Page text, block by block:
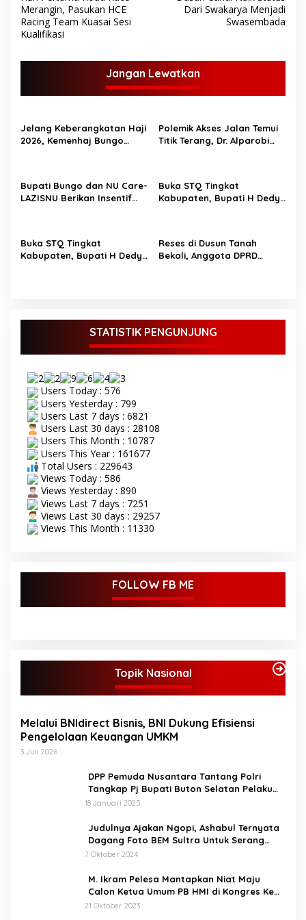
a
v
g
s
i
p
s
Merangin, Pasukan HCE
Racing Team Kuasai Sesi
Kualifikasi
Dari Swakarya Menjadi
Swasembada
Jangan Lewatkan
Jelang Keberangkatan Haji
2026, Kemenhaj Bungo
Polemik Akses Jalan Temui
Titik Terang, Dr. Alparobi
Bupati Bungo dan NU Care-
LAZISNU Berikan Insentif
Buka STQ Tingkat
Kabupaten, Bupati H Dedy
Buka STQ Tingkat
Kabupaten, Bupati H Dedy
Dedy Putra didampingi
Wakil Bupati Bungo Ustadz
Dayat membuka secara
resmi Seleksi Tilawatil
Kabupaten Bungo Senin 8
September 2025. Acara
pembukaan STQ ke-53
yang di gelar di kecamatan
Tanah Sepenggal ini,
diawali dengan grand
opening STQ, dilanjutkan
dengan pelantikan dan
pengambilan sumpah
sekaligus pemasangan
toga kepada Dewan Hakim
STQ oleh Bupati Bungo.
Serangkaian kegiatan
Bupati di dan dampingi
oleh wakil Bupati Bungo.
Tamu undangan serta
Bungo Tahun 2025 ini.
Bupati Bungo H Dedy Putra
mengatakan STQ
adalah sebagai sarana
untuk melakukan
perlombaan kepada anak-
menang akan mengikuti
perlombaan di tingkat
sekedar ajang perlombaan
saja, melainkan untuk
memahami dan bisa
mengamalkan isi
dalam kehidupan sehari
hari, sesuai dengan tema.
“Melalui STQ ke-53 Tingkat
Reses di Dusun Tanah
Bekali, Anggota DPRD
STATISTIK PENGUNJUNG
Users Today : 576
Users Yesterday : 799
Users Last 7 days : 6821
Users Last 30 days : 28108
Users This Month : 10787
Users This Year : 161677
Total Users : 229643
Views Today : 586
Views Yesterday : 890
Views Last 7 days : 7251
Views Last 30 days : 29257
Views This Month : 11330
FOLLOW FB ME
Topik Nasional
Melalui BNIdirect Bisnis, BNI Dukung Efisiensi
Pengelolaan Keuangan UMKM
3 Juli 2026
DPP Pemuda Nusantara Tantang Polri
Tangkap Pj Bupati Buton Selatan Pelaku
Penganiaya Aktvis HMI
18 Januari 2025
Judulnya Ajakan Ngopi, Ashabul Ternyata
Dagang Foto BEM Sultra Untuk Serang
Paslon
7 Oktober 2024
M. Ikram Pelesa Mantapkan Niat Maju
Calon Ketua Umum PB HMI di Kongres Ke
XXXII Pontianak
21 Oktober 2023